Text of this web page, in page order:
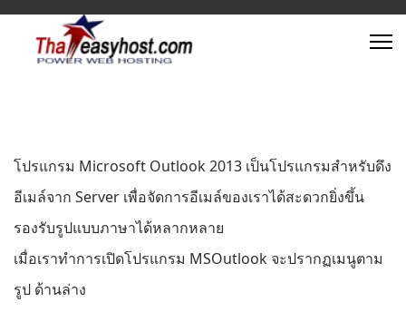
โปรแกรม Microsoft Outlook 2013 เป็นโปรแกรมสำหรับดึง
อีเมล์จาก Server เพื่อจัดการอีเมล์ของเราได้สะดวกยิ่งขึ้น
รองรับรูปแบบภาษาได้หลากหลาย
เมื่อเราทำการเปิดโปรแกรม MSOutlook จะปรากฏเมนูตาม
รูป ด้านล่าง